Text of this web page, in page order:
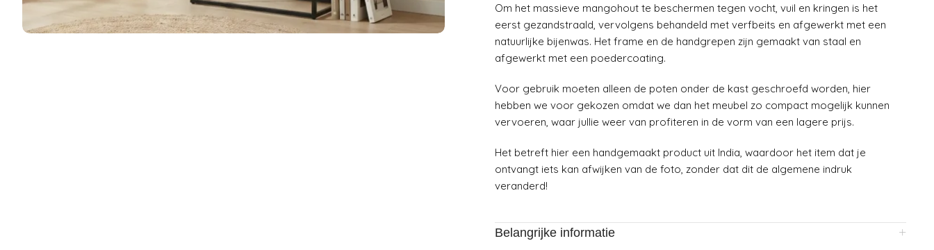
Om het massieve mangohout te beschermen tegen vocht, vuil en kringen is het
eerst gezandstraald, vervolgens behandeld met verfbeits en afgewerkt met een
natuurlijke bijenwas. Het frame en de handgrepen zijn gemaakt van staal en
afgewerkt met een poedercoating.
Voor gebruik moeten alleen de poten onder de kast geschroefd worden, hier
hebben we voor gekozen omdat we dan het meubel zo compact mogelijk kunnen
vervoeren, waar jullie weer van profiteren in de vorm van een lagere prijs.
Het betreft hier een handgemaakt product uit India, waardoor het item dat je
ontvangt iets kan afwijken van de foto, zonder dat dit de algemene indruk
veranderd!
Belangrijke informatie